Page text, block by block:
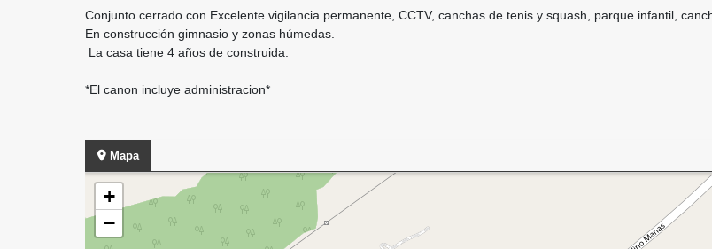
Conjunto cerrado con Excelente vigilancia permanente, CCTV, canchas de tenis y squash, parque infantil,
En construcción gimnasio y zonas húmedas.
La casa tiene 4 años de construida.
*El canon incluye administracion*
Mapa
+
−